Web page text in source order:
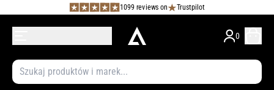
1099 reviews on Trustpilot
0